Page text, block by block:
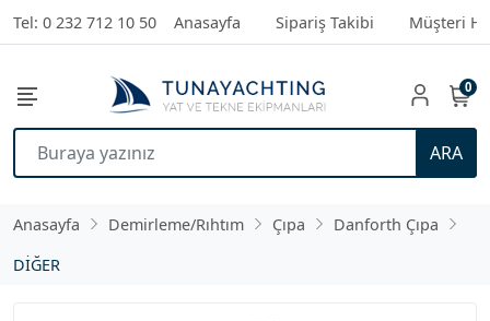
Tel: 0 232 712 10 50 Anasayfa Sipariş Takibi Müşteri
ARA
0
Anasayfa Demirleme/Rıhtım Çıpa
Danforth Çıpa
DİĞER